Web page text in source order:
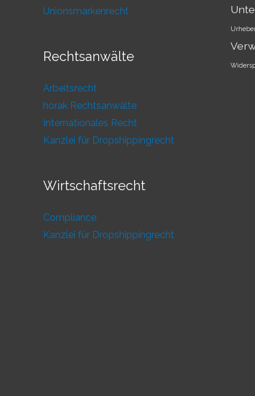
Unionsmarkenrecht
Rechtsanwälte
Arbeitsrecht
horak Rechtsanwälte
Internationales Recht
Kanzlei für Dropshippingrecht
Wirtschaftsrecht
Compliance
Kanzlei für Dropshippingrecht